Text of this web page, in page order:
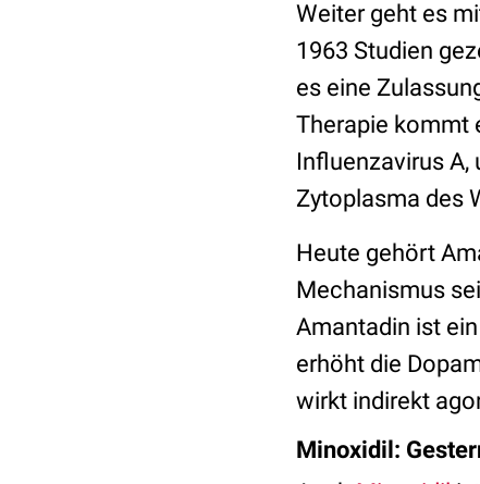
Weiter geht es
1963 Studien
es eine
Therapie kommt
Influenzavirus A,
Zytoplasma des
Heute gehört
Mechanismus
Amantadin ist
erhöht die
wirkt indirekt
Minoxidil: